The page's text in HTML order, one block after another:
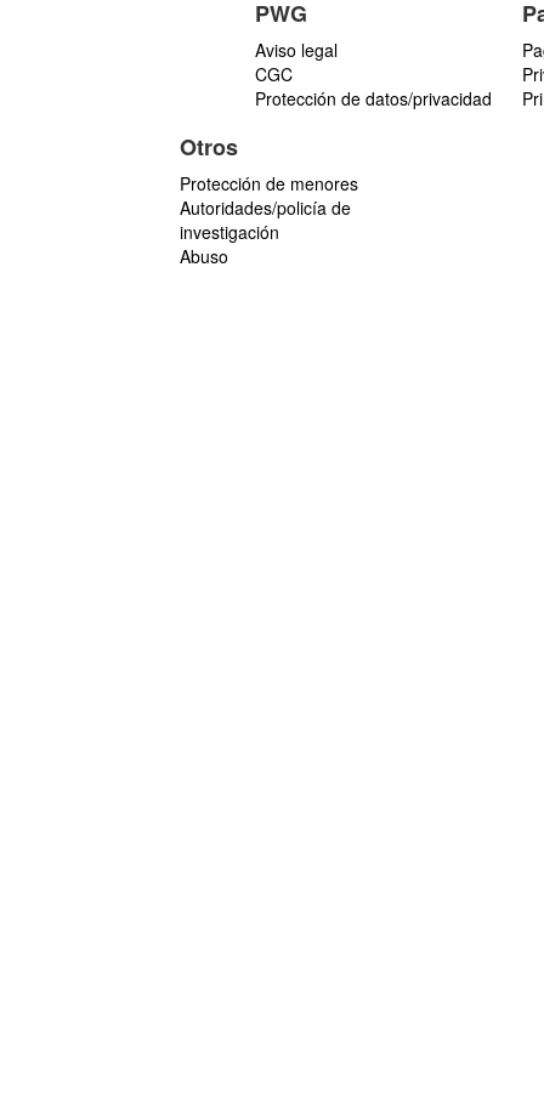
PWG
Aviso legal
CGC
Protección de datos/privacidad
Otros
Protección de menores
Autoridades/policía de
investigación
Abuso